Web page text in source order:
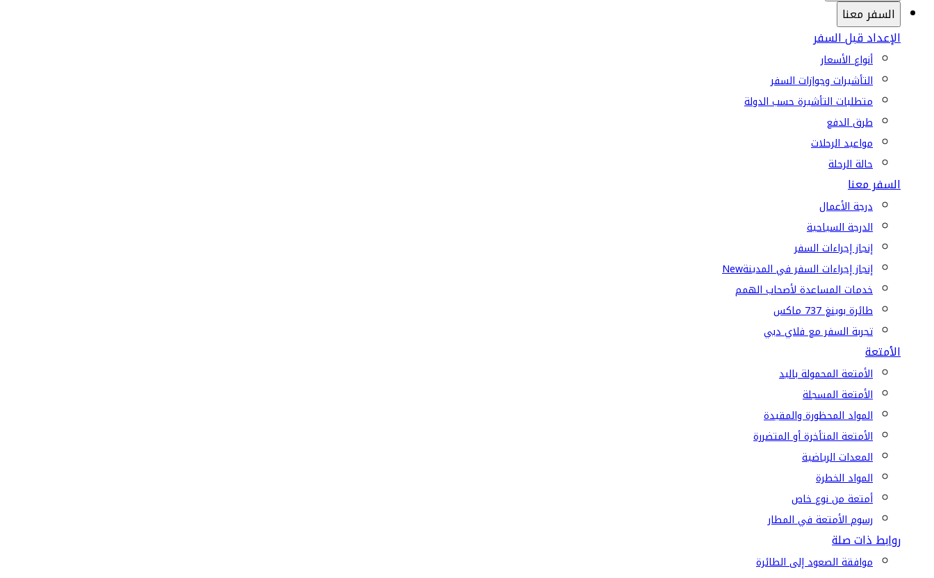
السفر معنا
الإعداد قبل السفر
أنواع الأسعار
التأشيرات وجوازات السفر
متطلبات التأشيرة حسب الدولة
طرق الدفع
مواعيد الرحلات
حالة الرحلة
السفر معنا
درجة الأعمال
الدرجة السياحية
إنجاز إجراءات السفر
إنجاز إجراءات السفر في المدينةNew
خدمات المساعدة لأصحاب الهمم
طائرة بوينغ 737 ماكس
تجربة السفر مع فلاي دبي
الأمتعة
الأمتعة المحمولة باليد
الأمتعة المسجلة
المواد المحظورة والمقيدة
الأمتعة المتأخرة أو المتضررة
المعدات الرياضية
المواد الخطرة
أمتعة من نوع خاص
رسوم الأمتعة في المطار
روابط ذات صلة
موافقة الصعود إلى الطائرة